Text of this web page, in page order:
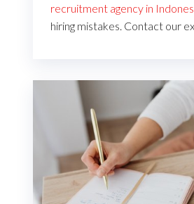
recruitment agency in
hiring mistakes. Contact our